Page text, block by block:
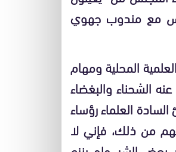
مع مندوب جهوي
المحلية ومهام
الشحناء والبغضاء
العلماء رؤساء
من ذلك، فإني لا